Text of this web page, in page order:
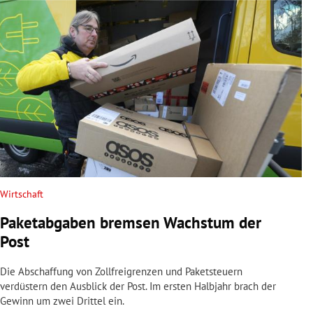
Wirtschaft
Paketabgaben bremsen Wachstum der
Post
Die Abschaffung von Zollfreigrenzen und Paketsteuern
verdüstern den Ausblick der Post. Im ersten Halbjahr brach der
Gewinn um zwei Drittel ein.